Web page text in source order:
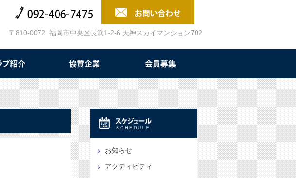
〒810-0072 福岡市中央区長浜1-2-6 天神スカイマンション702
お知らせ
アクティビティ